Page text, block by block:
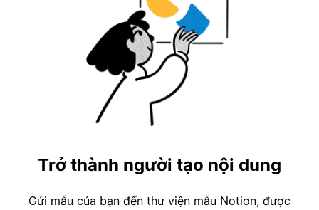
Trở thành người tạo nội dung
Gửi mẫu của bạn đến thư viện mẫu Notion, được